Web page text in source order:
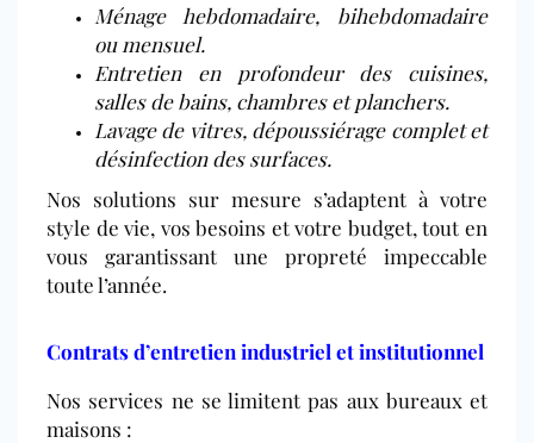
Ménage hebdomadaire, bihebdomadaire
ou mensuel.
Entretien en profondeur des cuisines,
salles de bains, chambres et planchers.
Lavage de vitres, dépoussiérage complet et
désinfection des surfaces.
Nos solutions sur mesure s’adaptent à votre
style de vie, vos besoins et votre budget, tout en
vous garantissant une propreté impeccable
toute l’année.
Contrats d’entretien industriel et institutionnel
Nos services ne se limitent pas aux bureaux et
maisons :